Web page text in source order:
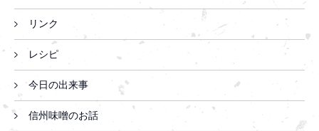
リンク
レシピ
今日の出来事
信州味噌のお話